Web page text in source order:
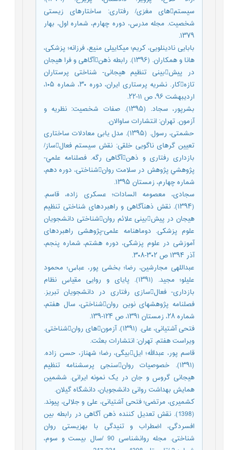
سیستمهای مغزی/ رفتاری: ساختارهای زیستی
شخصیت. مجله مدرس، دوره چهارم، شماره اول، بهار
۱۳۷۹.
بابایی نادینلویی، کریم؛ میکاییلی منیع، فرزانه؛ پزشکی،
هانا و همکاران. (۱۳۹۶). رابطه ذهنآگاهی و فرا هیجان
در پیشبینی تنظیم هیجانی- شناختی پرستاران
تازهکار. نشریه پرستاری ایران، دوره ۳۰، شماره ۱۰۵،
اردیبهشت ۹۶، ص ۱۱-۲۲.
بشرپور، سجاد. (۱۳۹۵). صفات شخصیت: نظریه و
آزمون. تهران: انتشارات ساوالان.
حشمتی، رسول. (۱۳۹۵). مدل یابی معادلات ساختاری
تعیین گرهای ناگویی خلقی: نقش سیستم فعالساز/
بازداری رفتاری و ذهنآگاهی رگه. فصلنامه علمي-
پژوهشي پژوهش در سلامت روانشناختی، دوره دهم،
شماره چهارم، زمستان ۱۳۹۵.
سجادی، معصومه السادات؛ عسکری زاده، قاسم.
(۱۳۹۴). نقش ذهنآگاهی و راهبردهای شناختی تنظیم
هیجان در پیشبینی علائم روانشناختی دانشجویان
علوم پزشکی. دوماهنامه علمی-پژوهشی راهبردهای
آموزشی در علوم پزشکی، دوره هشتم، شماره پنجم،
آذر ۱۳۹۴ ص ۳۰۲-۳۰۸.
عبداللهی مجارشین، رضا؛ بخشی پور، عباس؛ محمود
علیلو؛ مجید. (۱۳۹۱). پایای و روایی مقیاس نظام
بازداری- فعالسازی رفتاری در دانشجویان تبریز.
فصلنامه پژوهشهای نوین روانشناختی، سال هفتم،
شماره ۲۸، زمستان ۱۳۹۱، ص ۱۲۴-۱۳۹.
فتحی آشتیانی، علی. (۱۳۹۱). آزمونهای روانشناختی.
ویراست هفتم. تهران: انتشارات بعثت.
قاسم پور، عبدالله؛ ایلبیگی، رضا؛ شهناز، حسن زاده.
(۱۳۹۱). خصوصیات روانسنجی پرسشنامه تنظیم
هیجانی گروس و جان در یک نمونه ایرانی. ششمین
همایش بهداشت روانی دانشجویان، دانشگاه گیلان.
کشمیری، مرتضی؛ فتحی آشتیانی، علی و جلالی، پیوند.
(1398). نقش تعدیل کننده ذهن آگاهی در رابطه بین
افسردگی، اضطراب و تنیدگی با بهزیستی روان
شناختی. مجله روانشناسی 90 /سال بیست و سوم،